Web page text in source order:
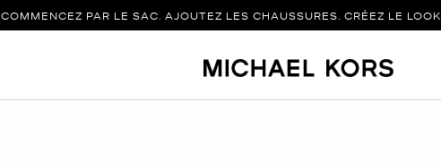
COMMENCEZ PAR LE SAC. AJOUTEZ LES CHAUSSURES. CRÉEZ LE LOOK.